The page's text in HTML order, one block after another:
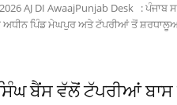
AJ DI AwaajPunjab Desk : ਪੰਜਾਬ
ਅਧੀਨ ਪਿੰਡ ਮੇਘਪੁਰ ਅਤੇ ਟੱਪਰੀਆਂ ਤੋਂ
ਬੈਂਸ ਵੱਲੋਂ ਟੱਪਰੀਆਂ